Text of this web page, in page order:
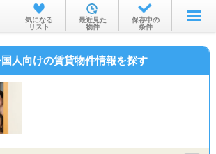
お部屋を探す
沿線・駅から
物件特集から
気になる
リスト
最近見た
物件
保存中の
条件
人向けの賃貸物件情報を探す